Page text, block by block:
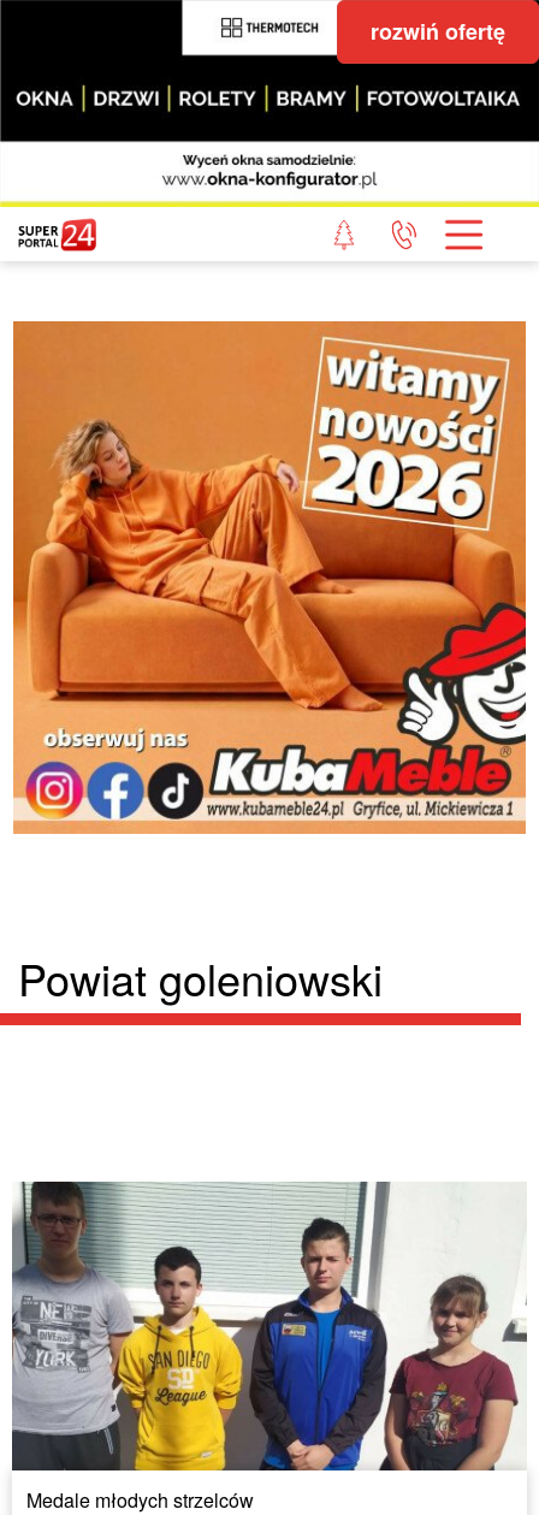
rozwiń ofertę
Powiat goleniowski
Medale młodych strzelców